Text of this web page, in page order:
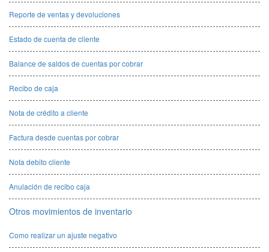
Reporte de ventas y devoluciones
Estado de cuenta de cliente
Balance de saldos de cuentas por cobrar
Recibo de caja
Nota de crédito a cliente
Factura desde cuentas por cobrar
Nota debito cliente
Anulación de recibo caja
Otros movimientos de inventario
Como realizar un ajuste negativo